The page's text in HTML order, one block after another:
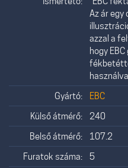
Az ár egy
azzal a
hogy
Gyártó:
EBC
Külső átmérő:
240
Belső átmérő:
107.2
Furatok száma:
5